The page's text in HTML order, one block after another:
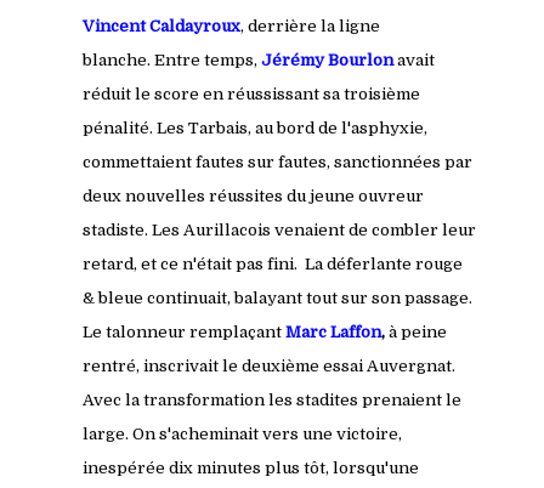
Vincent Caldayroux, derrière la ligne
blanche. Entre temps, Jérémy Bourlonavait
réduit le score en réussissant sa troisième
pénalité. Les Tarbais, au bord de l'asphyxie,
commettaient fautes sur fautes, sanctionnées par
deux nouvelles réussites du jeune ouvreur
stadiste. Les Aurillacois venaient de combler leur
retard, et ce n'était pas fini. La déferlante rouge
& bleue continuait, balayant tout sur son passage.
Le talonneur remplaçant Marc Laffon, à peine
rentré, inscrivait le deuxième essai Auvergnat.
Avec la transformation les stadites prenaient le
large. On s'acheminait vers une victoire,
inespérée dix minutes plus tôt, lorsqu'une